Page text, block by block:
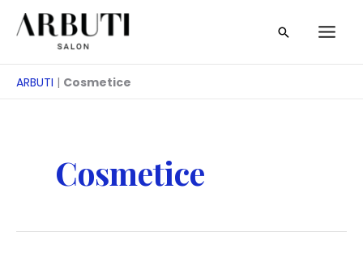
Treci
Căutare
ARBUTI | Cosmetice
Cosmetice